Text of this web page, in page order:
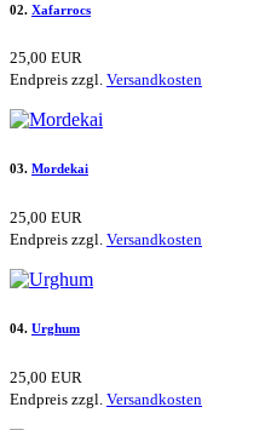
02. Xafarrocs
25,00 EUR
Endpreis zzgl. Versandkosten
03. Mordekai
25,00 EUR
Endpreis zzgl. Versandkosten
04. Urghum
25,00 EUR
Endpreis zzgl. Versandkosten